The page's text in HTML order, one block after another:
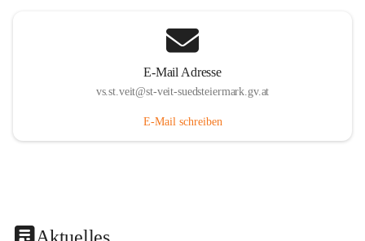
E-Mail Adresse
vs.st.veit@st-veit-suedsteiermark.gv.at
E-Mail schreiben
Aktuelles